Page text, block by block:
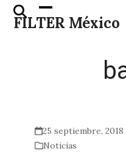
Skip
FILTER México
Open
mobile
Close
mobile
25 septiembre, 2018
Noticias